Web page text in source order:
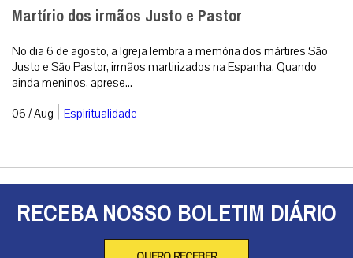
Martírio dos irmãos Justo e Pastor
No dia 6 de agosto, a Igreja lembra a memória dos mártires São
Justo e São Pastor, irmãos martirizados na Espanha. Quando
ainda meninos, aprese...
06 / Aug | Espiritualidade
RECEBA NOSSO BOLETIM DIÁRIO